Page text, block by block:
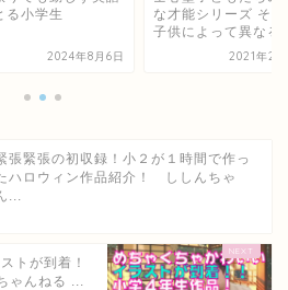
る小学生
2024年8月6日
な才能シリーズ そ
子供によって異なる
2021年2
張緊張の初収録！小２が１時間で作っ
ハロウィン作品紹介！ ししんちゃ
...
トが到着！
ゃんねる ...